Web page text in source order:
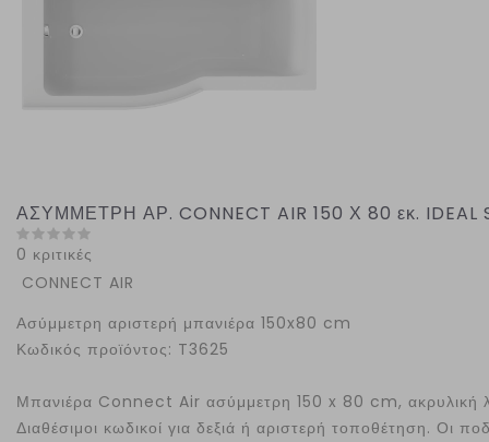
ΑΣΥΜΜΕΤΡΗ ΑΡ. CONNECT AIR 150 Χ 80 εκ. IDEAL
0 κριτικές
CONNECT AIR
Ασύμμετρη αριστερή μπανιέρα 150x80 cm
Κωδικός προϊόντος: T3625
Μπανιέρα Connect Air ασύμμετρη 150 x 80 cm, ακρυλική
Διαθέσιμοι κωδικοί για δεξιά ή αριστερή τοποθέτηση. Οι